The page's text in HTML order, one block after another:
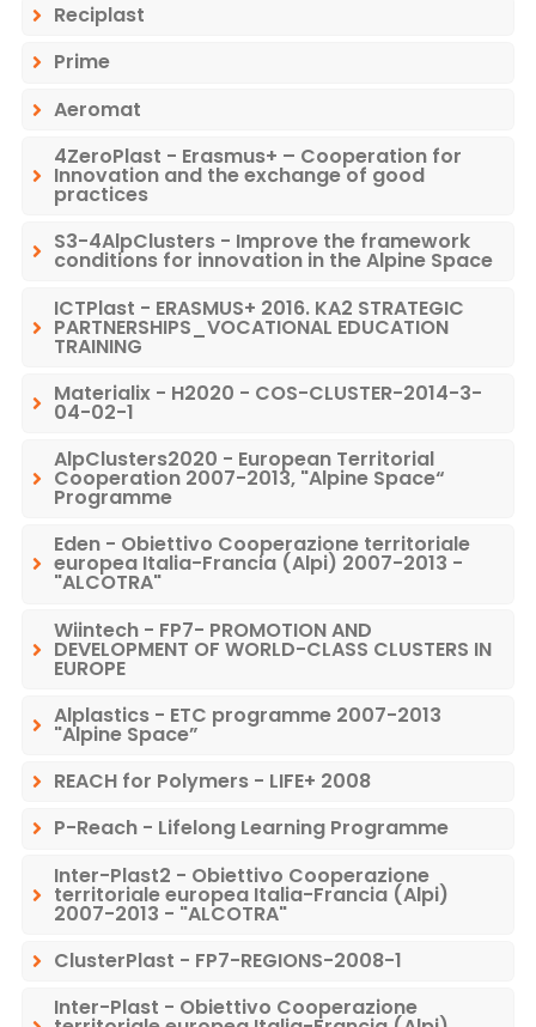
Reciplast
Prime
Aeromat
4ZeroPlast - Erasmus+ – Cooperation for
Innovation and the exchange of good
practices
S3-4AlpClusters - Improve the framework
conditions for innovation in the Alpine Space
ICTPlast - ERASMUS+ 2016. KA2 STRATEGIC
PARTNERSHIPS_VOCATIONAL EDUCATION
TRAINING
Materialix - H2020 - COS-CLUSTER-2014-3-
04-02-1
AlpClusters2020 - European Territorial
Cooperation 2007-2013, "Alpine Space“
Programme
Eden - Obiettivo Cooperazione territoriale
europea Italia-Francia (Alpi) 2007-2013 -
"ALCOTRA"
Wiintech - FP7- PROMOTION AND
DEVELOPMENT OF WORLD-CLASS CLUSTERS IN
EUROPE
Alplastics - ETC programme 2007-2013
"Alpine Space”
REACH for Polymers - LIFE+ 2008
P-Reach - Lifelong Learning Programme
Inter-Plast2 - Obiettivo Cooperazione
territoriale europea Italia-Francia (Alpi)
2007-2013 - "ALCOTRA"
ClusterPlast - FP7-REGIONS-2008-1
Inter-Plast - Obiettivo Cooperazione